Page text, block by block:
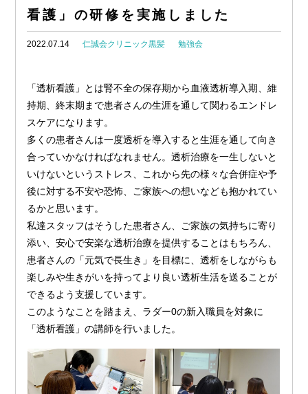
看護」の研修を実施しました
2022.07.14 仁誠会クリニック黒髪 勉強会
「透析看護」とは腎不全の保存期から血液透析導入期、維
持期、終末期まで患者さんの生涯を通して関わるエンドレ
スケアになります。
多くの患者さんは一度透析を導入すると生涯を通して向き
合っていかなければなれません。透析治療を一生しないと
いけないというストレス、これから先の様々な合併症や予
後に対する不安や恐怖、ご家族への想いなども抱かれてい
るかと思います。
私達スタッフはそうした患者さん、ご家族の気持ちに寄り
添い、安心で安楽な透析治療を提供することはもちろん、
患者さんの「元気で長生き」を目標に、透析をしながらも
楽しみや生きがいを持ってより良い透析生活を送ることが
できるよう支援しています。
このようなことを踏まえ、ラダー0の新入職員を対象に
「透析看護」の講師を行いました。